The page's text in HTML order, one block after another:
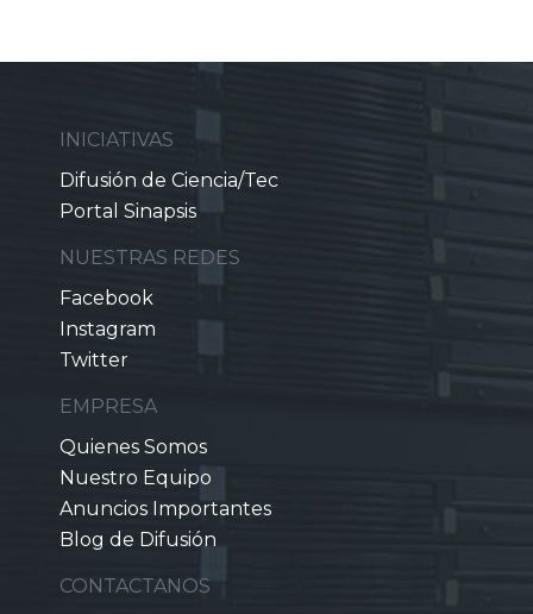
INICIATIVAS
Difusión de Ciencia/Tec
Portal Sinapsis
NUESTRAS REDES
Facebook
Instagram
Twitter
EMPRESA
Quienes Somos
Nuestro Equipo
Anuncios Importantes
Blog de Difusión
CONTACTANOS